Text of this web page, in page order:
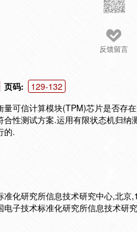
反馈留言
页码:
129-132
量可信计算模块(TPM)芯片是否存
合性测试方案.运用有限状态机归
的.
准化研究所信息技术研究中心,北
电子技术标准化研究所信息技术研